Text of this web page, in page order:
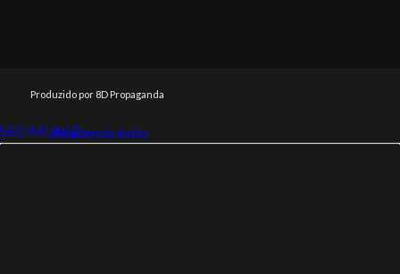
Produzido por 8D Propaganda
SEO MUNIZ
Link112Academia êxito